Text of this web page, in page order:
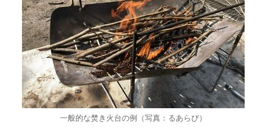
一般的な焚き火台の例（写真：るあらび）